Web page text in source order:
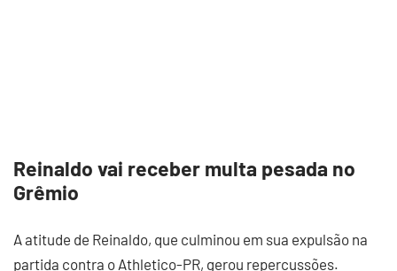
Reinaldo vai receber multa pesada no
Grêmio
A atitude de Reinaldo, que culminou em sua expulsão na
partida contra o Athletico-PR, gerou repercussões.